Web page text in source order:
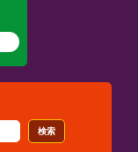
検索